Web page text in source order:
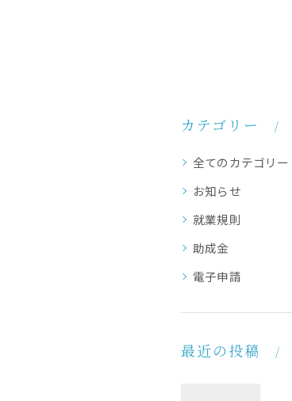
カテゴリー
全てのカテゴリー
お知らせ
就業規則
助成金
電子申請
最近の投稿